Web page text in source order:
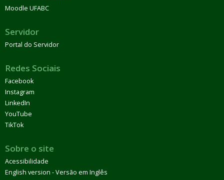
Moodle UFABC
Servidor
Portal do Servidor
Redes Sociais
Facebook
Instagram
LinkedIn
YouTube
TikTok
Sobre o site
Acessibilidade
English version - Versão em Inglês